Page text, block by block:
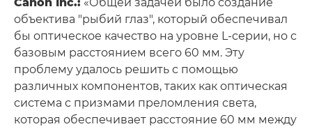
Canon Inc.: «Общей задачей было создание
объектива "рыбий глаз", который обеспечивал
бы оптическое качество на уровне L-серии, но с
базовым расстоянием всего 60 мм. Эту
проблему удалось решить с помощью
различных компонентов, таких как оптическая
система с призмами преломления света,
которая обеспечивает расстояние 60 мм между